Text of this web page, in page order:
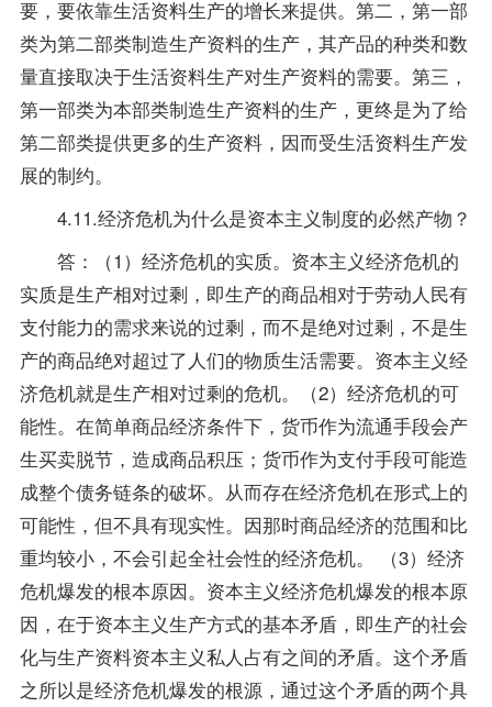
要，要依靠生活资料生产的增长来提供。第二，第一部
类为第二部类制造生产资料的生产，其产品的种类和数
量直接取决于生活资料生产对生产资料的需要。第三，
第一部类为本部类制造生产资料的生产，更终是为了给
第二部类提供更多的生产资料，因而受生活资料生产发
展的制约。
4.11.经济危机为什么是资本主义制度的必然产物？
答：（1）经济危机的实质。资本主义经济危机的
实质是生产相对过剩，即生产的商品相对于劳动人民有
支付能力的需求来说的过剩，而不是绝对过剩，不是生
产的商品绝对超过了人们的物质生活需要。资本主义经
济危机就是生产相对过剩的危机。（2）经济危机的可
能性。在简单商品经济条件下，货币作为流通手段会产
生买卖脱节，造成商品积压；货币作为支付手段可能造
成整个债务链条的破坏。从而存在经济危机在形式上的
可能性，但不具有现实性。因那时商品经济的范围和比
重均较小，不会引起全社会性的经济危机。 （3）经济
危机爆发的根本原因。资本主义经济危机爆发的根本原
因，在于资本主义生产方式的基本矛盾，即生产的社会
化与生产资料资本主义私人占有之间的矛盾。这个矛盾
之所以是经济危机爆发的根源，通过这个矛盾的两个具